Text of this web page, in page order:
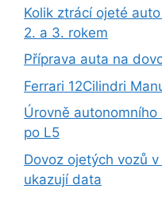
Kolik ztrácí ojeté
2. a 3. rokem
Příprava auta na
Ferrari 12Cilindri
Úrovně
po L5
Dovoz ojetých vozů
ukazují data